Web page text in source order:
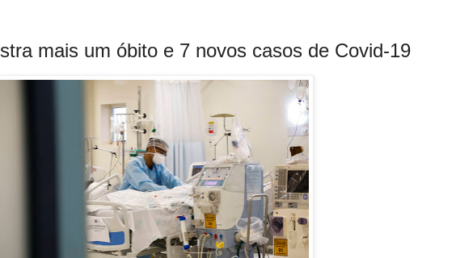
mais um óbito e 7 novos casos de Covid-19